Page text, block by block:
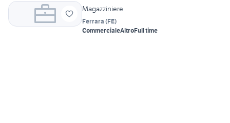
Magazziniere
Ferrara (FE)
CommercialeAltroFull time